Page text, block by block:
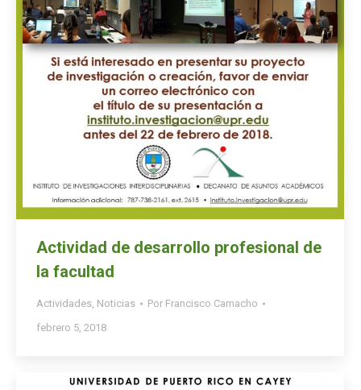
Actividad de desarrollo profesional de
la facultad
Actividades, Noticias Por Francisco Camacho
febrero 5, 2018